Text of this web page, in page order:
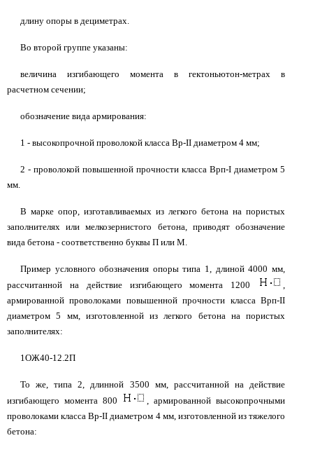
длину опоры в дециметрах.
Во второй группе указаны:
величина изгибающего момента в гектоньютон-метрах в
расчетном сечении;
обозначение вида армирования:
1 - высокопрочной проволокой класса Вр-II диаметром 4 мм;
2 - проволокой повышенной прочности класса Врп-I диаметром 5
мм.
В марке опор, изготавливаемых из легкого бетона на пористых
заполнителях или мелкозернистого бетона, приводят обозначение
вида бетона - соответственно буквы П или М.
Пример условного обозначения опоры типа 1, длиной 4000 мм,
рассчитанной на действие изгибающего момента 1200
,
армированной проволоками повышенной прочности класса Врп-II
диаметром 5 мм, изготовленной из легкого бетона на пористых
заполнителях:
1ОЖ40-12.2П
То же, типа 2, длинной 3500 мм, рассчитанной на действие
изгибающего момента 800
, армированной высокопрочными
проволоками класса Вр-II диаметром 4 мм, изготовленной из тяжелого
бетона: